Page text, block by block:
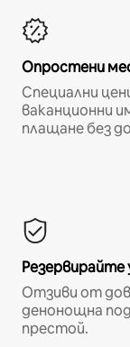
Опростени
Специални
ваканционни
плащане без
Резервирайте
Отзиви от
денонощна
престой.